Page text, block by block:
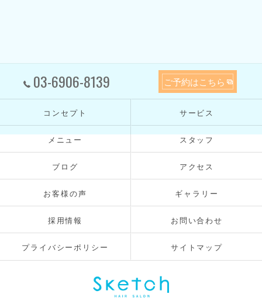
03-6906-8139 ご予約はこちら
コンセプト サービス
メニュー スタッフ
ブログ アクセス
お客様の声 ギャラリー
採用情報 お問い合わせ
プライバシーポリシー サイトマップ